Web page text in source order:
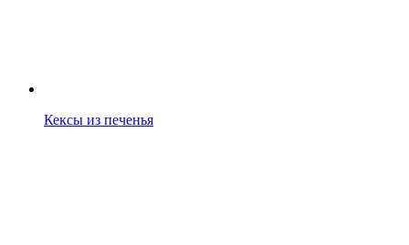
Кексы из печенья